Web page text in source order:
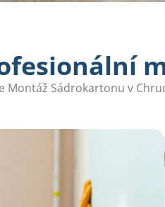
Montáž Sádrokartonu v